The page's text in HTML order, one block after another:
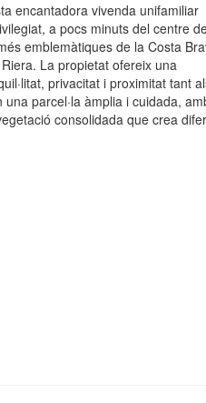
encantadora vivenda unifamiliar
a pocs minuts del centre
emblemàtiques de la Costa
La propietat ofereix una
privacitat i proximitat tant
parcel·la àmplia i cuidada,
consolidada que crea